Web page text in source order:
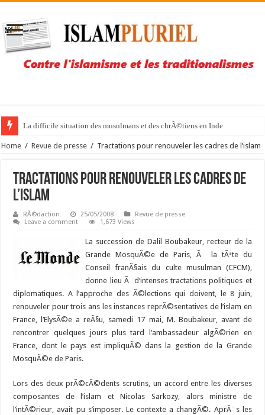
La difficile situation des musulmans et des chrÃ©tiens en Inde
Home / Revue de presse / Tractations pour renouveler les cadres de l’islam
Tractations pour renouveler les cadres de
l’islam
RÃ©daction 25/05/2008
Revue de presse
Leave a comment
1,673 Views
La succession de Dalil Boubakeur, recteur de la
Grande MosquÃ©e de Paris, Ã la tÃªte du
Conseil franÃ§ais du culte musulman (CFCM),
donne lieu Ã d’intenses tractations politiques et
diplomatiques. A l’approche des Ã©lections qui doivent, le 8 juin,
renouveler pour trois ans les instances reprÃ©sentatives de l’islam en
France, l’ElysÃ©e a reÃ§u, samedi 17 mai, M. Boubakeur, avant de
rencontrer quelques jours plus tard l’ambassadeur algÃ©rien en
France, dont le pays est impliquÃ© dans la gestion de la Grande
MosquÃ©e de Paris.
Lors des deux prÃ©cÃ©dents scrutins, un accord entre les diverses
composantes de l’islam et Nicolas Sarkozy, alors ministre de
l’intÃ©rieur, avait pu s’imposer. Le contexte a changÃ©. AprÃ¨s les